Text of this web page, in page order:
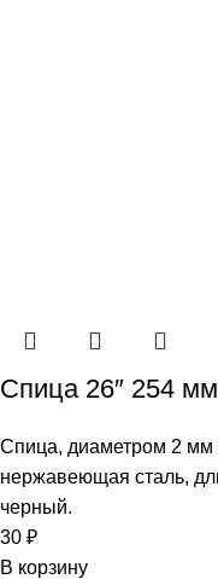
Спица 26″ 254
Спица, диаметром 2 мм
нержавеющая сталь,
черный.
30 ₽
В корзину